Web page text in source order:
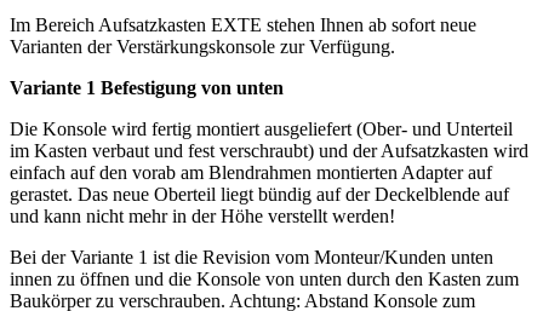
Im Bereich Aufsatzkasten EXTE stehen Ihnen ab sofort neue
Varianten der Verstärkungskonsole zur Verfügung.
Variante 1 Befestigung von unten
Die Konsole wird fertig montiert ausgeliefert (Ober- und Unterteil
im Kasten verbaut und fest verschraubt) und der Aufsatzkasten wird
einfach auf den vorab am Blendrahmen montierten Adapter auf
gerastet. Das neue Oberteil liegt bündig auf der Deckelblende auf
und kann nicht mehr in der Höhe verstellt werden!
Bei der Variante 1 ist die Revision vom Monteur/Kunden unten
innen zu öffnen und die Konsole von unten durch den Kasten zum
Baukörper zu verschrauben. Achtung: Abstand Konsole zum